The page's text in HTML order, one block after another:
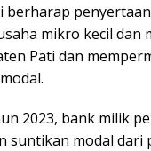
berharap
mikro kecil dan
Pati dan
2023, bank milik
suntikan modal dari